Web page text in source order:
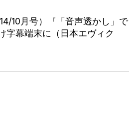
10月号）『「音声透かし」で
字幕端末に（日本エヴィク